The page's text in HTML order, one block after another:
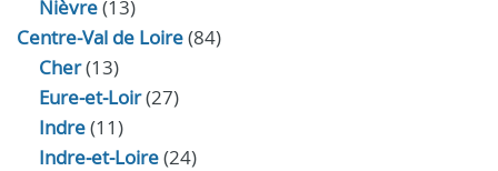
Nièvre(13)
Centre-Val de Loire(84)
Cher(13)
Eure‑et‑Loir(27)
Indre(11)
Indre‑et‑Loire(24)